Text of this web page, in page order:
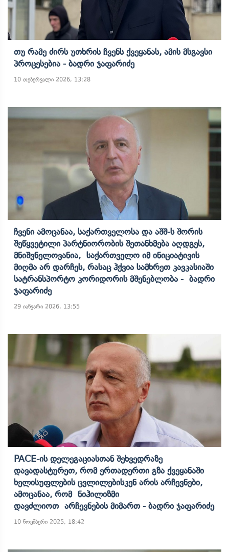
Თუ Რამე Ძირს Უთხრის Ჩვენს Ქვეყანას, Ამის Მსგავსი
Პროცესებია - Ბადრი Ჯაფარიძე
10 თებერვალი 2026, 13:28
Ჩვენი Ამოცანაა, Საქართველოსა Და Აშშ-Ს Შორის
Შეწყვეტილი Პარტნიორობის Შეთანხმება Აღდგეს,
Მნიშვნელოვანია, Საქართველო Იმ Ინიციატივის
Მიღმა Არ Დარჩეს, Რასაც Ჰქვია Სამხრეთ Კავკასიაში
Სატრანსპორტო Კორიდორის Მშენებლობა - Ბადრი
Ჯაფარიძე
29 იანვარი 2026, 13:55
PACE-Ის Დელეგაციასთან Შეხვედრაზე
Დავადასტურეთ, Რომ Ერთადერთი Გზა Ქვეყანაში
Ხელისუფლების Ცვლილებისკენ Არის Არჩევნები,
Ამოცანაა, Რომ Ნიჰილიზმი
Დავძლიოთ Არჩევნების Მიმართ - Ბადრი Ჯაფარიძე
10 ნოემბერი 2025, 18:42